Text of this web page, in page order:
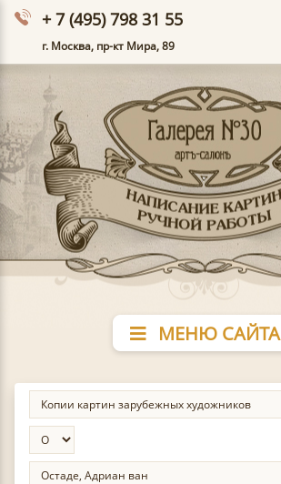
+ 7 (495) 798 31 55
г. Москва, пр-кт Мира, 89
МЕНЮ САЙТА